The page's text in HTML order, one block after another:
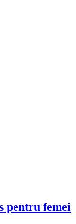
pentru femei